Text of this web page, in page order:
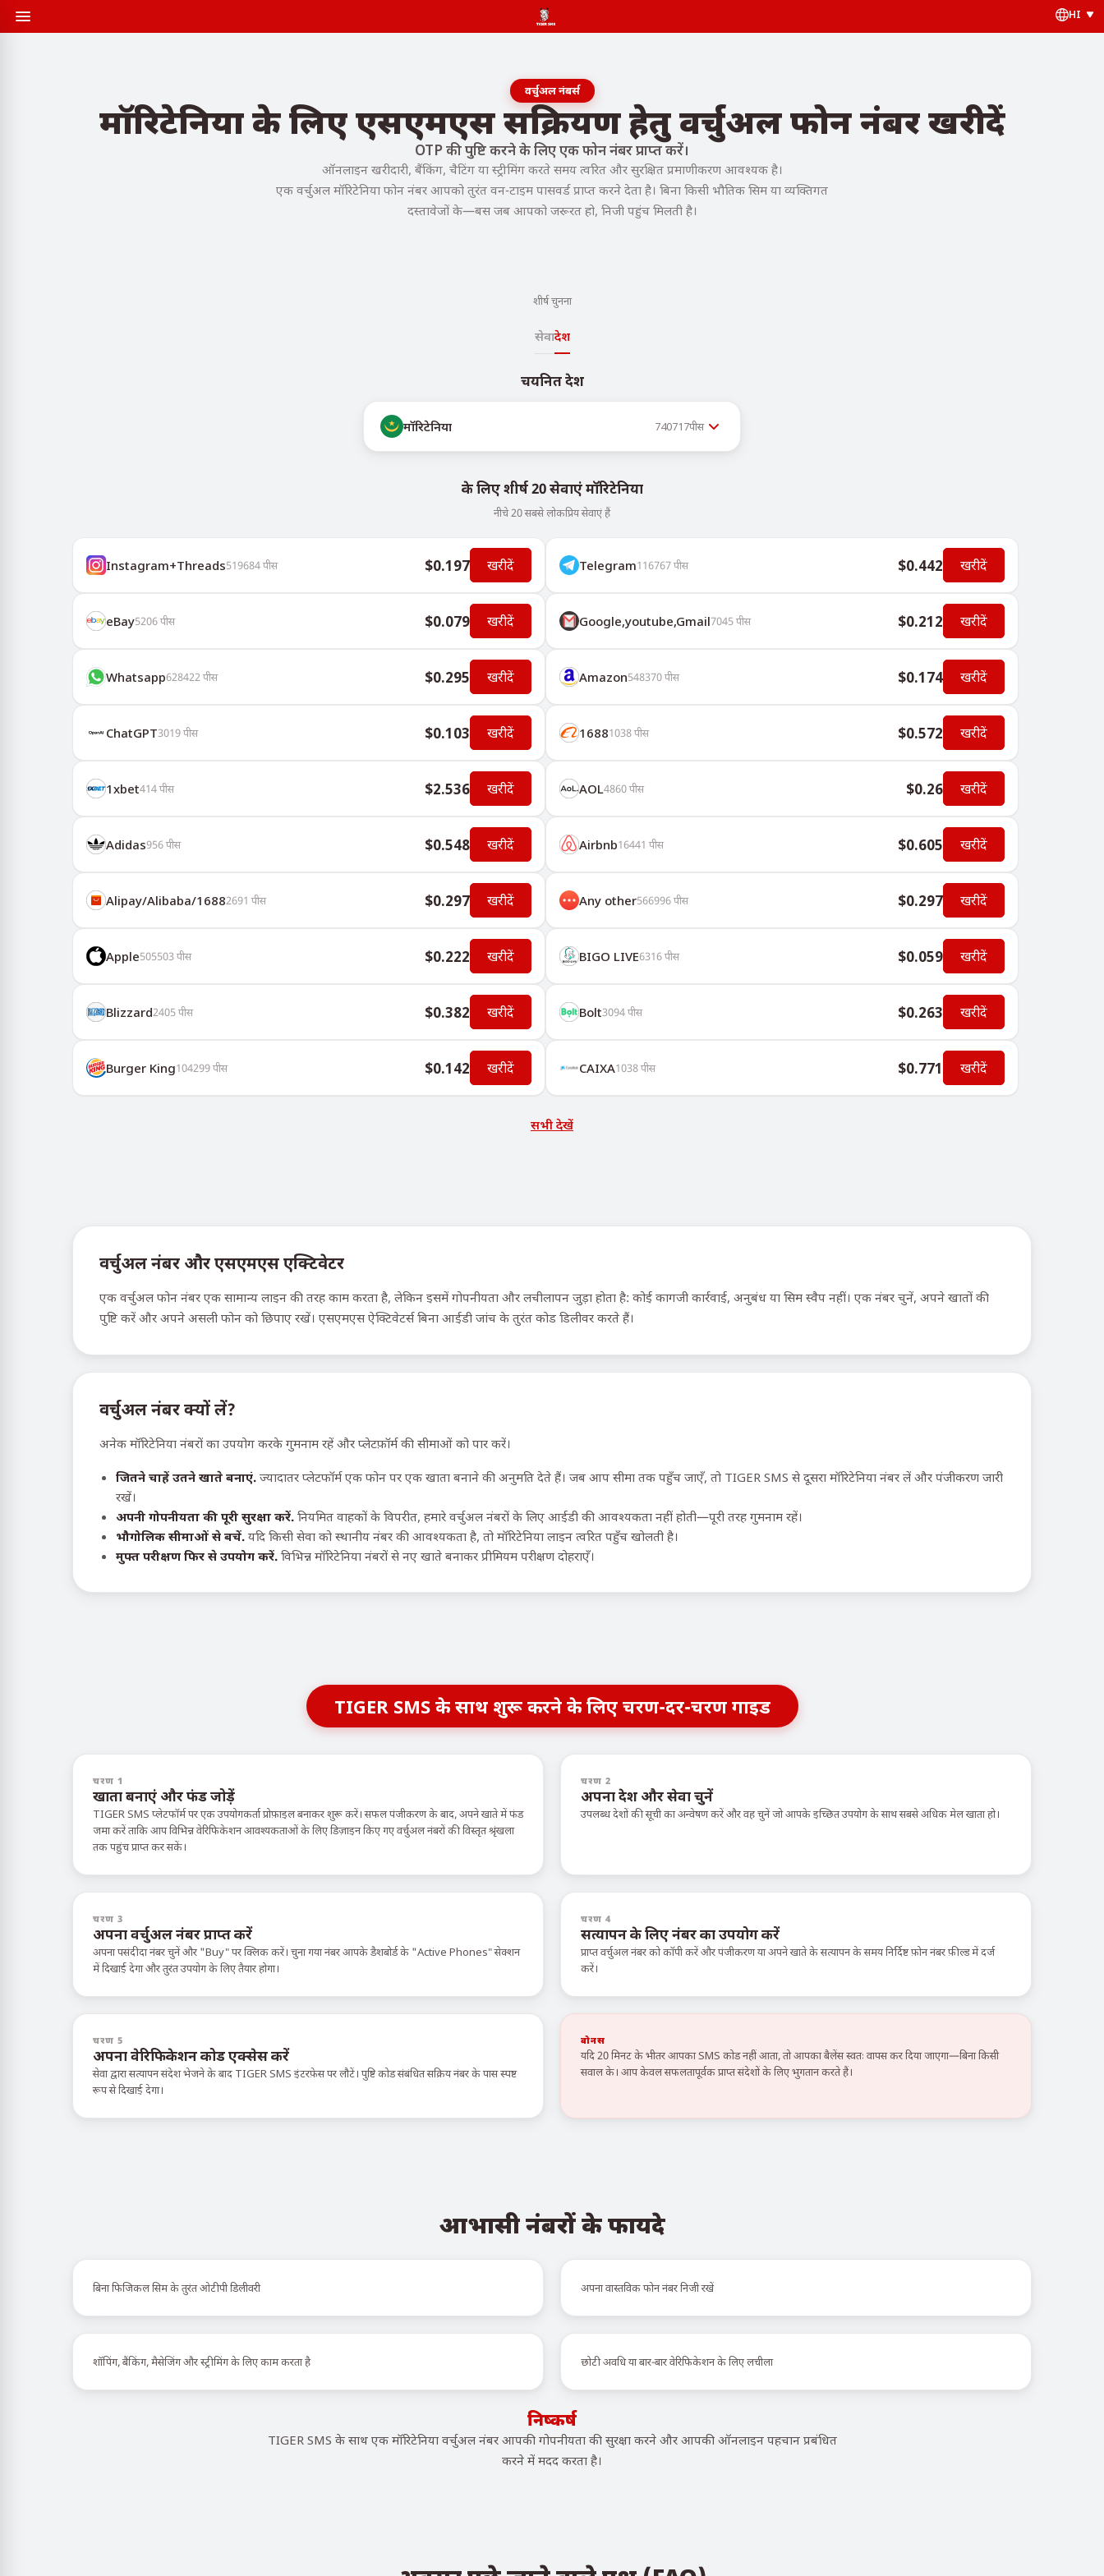
HI
वर्चुअल नंबर्स
मॉरिटेनिया के लिए एसएमएस सक्रियण हेतु वर्चुअल फोन नंबर खरीदें
OTP की पुष्टि करने के लिए एक फोन नंबर प्राप्त करें।
ऑनलाइन खरीदारी, बैंकिंग, चैटिंग या स्ट्रीमिंग करते समय त्वरित और सुरक्षित प्रमाणीकरण आवश्यक है।
एक वर्चुअल मॉरिटेनिया फोन नंबर आपको तुरंत वन-टाइम पासवर्ड प्राप्त करने देता है। बिना किसी भौतिक सिम या व्यक्तिगत
दस्तावेजों के—बस जब आपको जरूरत हो, निजी पहुंच मिलती है।
शीर्ष चुनना
सेवादेश
चयनित देश
मॉरिटेनिया 740717पीस
के लिए शीर्ष 20 सेवाएं मॉरिटेनिया
नीचे 20 सबसे लोकप्रिय सेवाएं हैं
Instagram+Threads519684पीस $0.197 खरीदें Telegram116767पीस $0.442 खरीदें
eBay5206पीस $0.079 खरीदें Google,youtube,Gmail7045पीस $0.212 खरीदें
Whatsapp628422 पीस $0.295 खरीदें Amazon548370पीस $0.174 खरीदें
ChatGPT3019पीस $0.103 खरीदें 16881038पीस $0.572 खरीदें
1хbet414पीस $2.536 खरीदें AOL4860पीस $0.26 खरीदें
Adidas956पीस $0.548 खरीदें Airbnb16441 पीस $0.605 खरीदें
Alipay/Alibaba/16882691 पीस $0.297 खरीदें Any other566996पीस $0.297 खरीदें
Apple505503पीस $0.222 खरीदें BIGO LIVE6316पीस $0.059 खरीदें
Blizzard2405पीस $0.382 खरीदें Bolt3094पीस $0.263 खरीदें
Burger King104299पीस $0.142 खरीदें CAIXA1038पीस $0.771 खरीदें
सभी देखें
वर्चुअल नंबर और एसएमएस एक्टिवेटर
एक वर्चुअल फोन नंबर एक सामान्य लाइन की तरह काम करता है, लेकिन इसमें गोपनीयता और लचीलापन जुड़ा होता है: कोई कागजी कार्रवाई, अनुबंध या सिम स्वैप नहीं। एक नंबर चुनें, अपने खातों की
पुष्टि करें और अपने असली फोन को छिपाए रखें। एसएमएस ऐक्टिवेटर्स बिना आईडी जांच के तुरंत कोड डिलीवर करते हैं।
वर्चुअल नंबर क्यों लें?
अनेक मॉरिटेनिया नंबरों का उपयोग करके गुमनाम रहें और प्लेटफ़ॉर्म की सीमाओं को पार करें।
जितने चाहें उतने खाते बनाएं. ज्यादातर प्लेटफॉर्म एक फोन पर एक खाता बनाने की अनुमति देते हैं। जब आप सीमा तक पहुँच जाएँ, तो TIGER SMS से दूसरा मॉरिटेनिया नंबर लें और पंजीकरण जारी
रखें।
अपनी गोपनीयता की पूरी सुरक्षा करें. नियमित वाहकों के विपरीत, हमारे वर्चुअल नंबरों के लिए आईडी की आवश्यकता नहीं होती—पूरी तरह गुमनाम रहें।
भौगोलिक सीमाओं से बचें. यदि किसी सेवा को स्थानीय नंबर की आवश्यकता है, तो मॉरिटेनिया लाइन त्वरित पहुँच खोलती है।
मुफ्त परीक्षण फिर से उपयोग करें. विभिन्न मॉरिटेनिया नंबरों से नए खाते बनाकर प्रीमियम परीक्षण दोहराएँ।
TIGER SMS के साथ शुरू करने के लिए चरण-दर-चरण गाइड
चरण 1
खाता बनाएं और फंड जोड़ें
TIGER SMS प्लेटफॉर्म पर एक उपयोगकर्ता प्रोफ़ाइल बनाकर शुरू करें। सफल पंजीकरण के बाद, अपने खाते में फंड
जमा करें ताकि आप विभिन्न वेरिफिकेशन आवश्यकताओं के लिए डिज़ाइन किए गए वर्चुअल नंबरों की विस्तृत श्रृंखला
तक पहुंच प्राप्त कर सकें।
चरण 2
अपना देश और सेवा चुनें
उपलब्ध देशों की सूची का अन्वेषण करें और वह चुनें जो आपके इच्छित उपयोग के साथ सबसे अधिक मेल खाता हो।
चरण 3
अपना वर्चुअल नंबर प्राप्त करें
अपना पसंदीदा नंबर चुनें और "Buy" पर क्लिक करें। चुना गया नंबर आपके डैशबोर्ड के "Active Phones" सेक्शन
में दिखाई देगा और तुरंत उपयोग के लिए तैयार होगा।
चरण 4
सत्यापन के लिए नंबर का उपयोग करें
प्राप्त वर्चुअल नंबर को कॉपी करें और पंजीकरण या अपने खाते के सत्यापन के समय निर्दिष्ट फ़ोन नंबर फ़ील्ड में दर्ज
करें।
चरण 5
अपना वेरिफिकेशन कोड एक्सेस करें
सेवा द्वारा सत्यापन संदेश भेजने के बाद TIGER SMS इंटरफ़ेस पर लौटें। पुष्टि कोड संबंधित सक्रिय नंबर के पास स्पष्ट
रूप से दिखाई देगा।
बोनस
यदि 20 मिनट के भीतर आपका SMS कोड नहीं आता, तो आपका बैलेंस स्वतः वापस कर दिया जाएगा—बिना किसी
सवाल के। आप केवल सफलतापूर्वक प्राप्त संदेशों के लिए भुगतान करते हैं।
आभासी नंबरों के फायदे
बिना फिजिकल सिम के तुरंत ओटीपी डिलीवरी अपना वास्तविक फोन नंबर निजी रखें
शॉपिंग, बैंकिंग, मैसेजिंग और स्ट्रीमिंग के लिए काम करता है छोटी अवधि या बार-बार वेरिफिकेशन के लिए लचीला
निष्कर्ष
TIGER SMS के साथ एक मॉरिटेनिया वर्चुअल नंबर आपकी गोपनीयता की सुरक्षा करने और आपकी ऑनलाइन पहचान प्रबंधित
करने में मदद करता है।